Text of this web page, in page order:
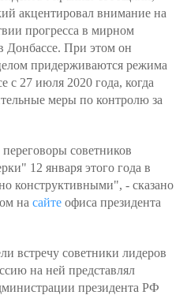
акцентировал внимание на
прогресса в мирном
Донбассе. При этом он
придерживаются режима
с 27 июля 2020 года, когда
меры по контролю за
советников
12 января этого года в
конструктивными", - сказано
на сайте офиса президента
встречу советники лидеров
на ней представлял
президента РФ